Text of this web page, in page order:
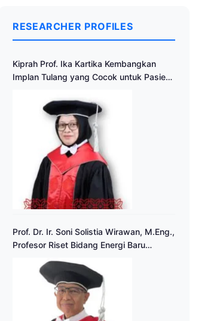
RESEARCHER PROFILES
Kiprah Prof. Ika Kartika Kembangkan
Implan Tulang yang Cocok untuk Pasien
Prof. Dr. Ir. Soni Solistia Wirawan, M.Eng.,
Profesor Riset Bidang Energi Baru